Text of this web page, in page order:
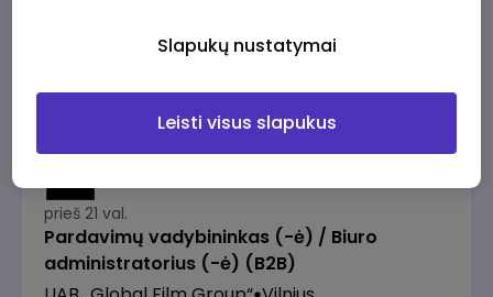
prieš 21 val.
Pardavimų vadybininkas (-ė) / Biuro
administratorius (-ė) (B2B)
Slapukų nustatymai
Leisti visus slapukus